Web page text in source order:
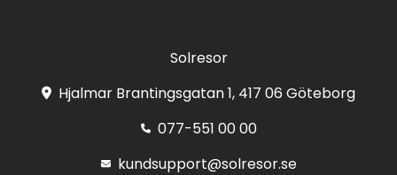
Solresor
Hjalmar Brantingsgatan 1, 417 06 Göteborg
077-551 00 00
kundsupport@solresor.se